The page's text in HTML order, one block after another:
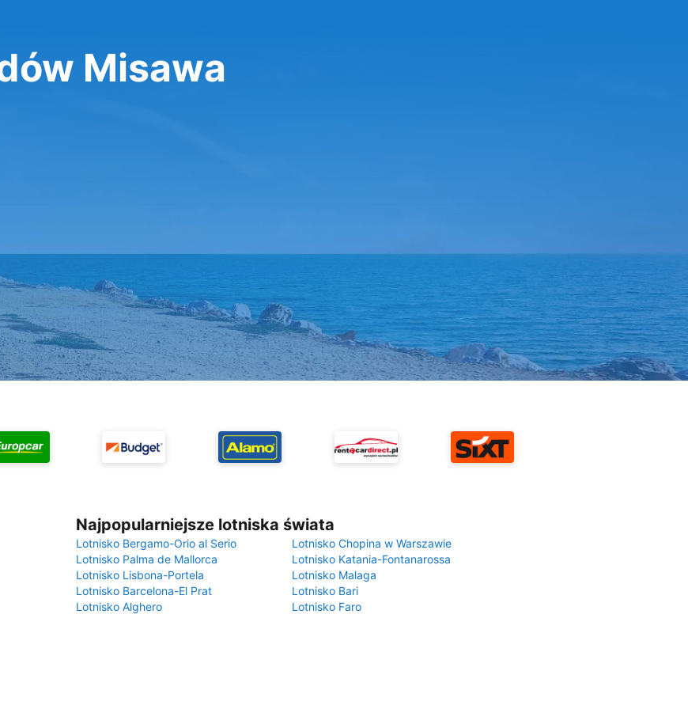
Misawa
Najpopularniejsze lotniska świata
Lotnisko Bergamo-Orio al Serio
Lotnisko Chopina w Warszawie
Lotnisko Palma de Mallorca
Lotnisko Katania-Fontanarossa
Lotnisko Lisbona-Portela
Lotnisko Malaga
Lotnisko Barcelona-El Prat
Lotnisko Bari
Lotnisko Alghero
Lotnisko Faro